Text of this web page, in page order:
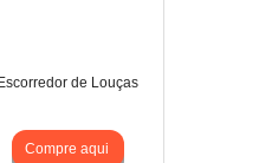
Escorredor de Louças
Compre aqui